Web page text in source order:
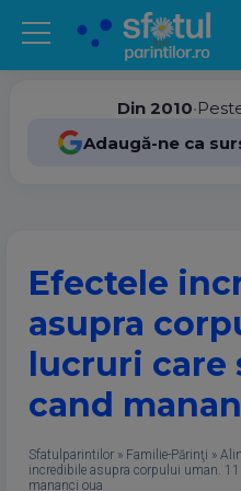
Din 2010•
Adaugă-ne ca
Efectele
asupra
lucruri care
cand
Sfatulparintilor » Familie-Părinţi »
incredibile asupra corpului uman.
mananci oua